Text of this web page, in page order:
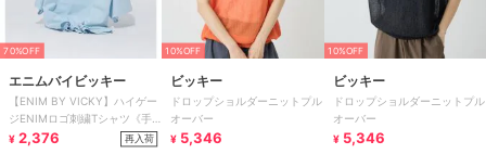
70%OFF
エニムバイビッキー
【ENIM BY VICKY】ハイゲー
ジENIMロゴ刺繍Tシャツ《手
洗い可能》
¥ 2,376 再入荷
10%OFF
ビッキー
ドロップショルダーニットプル
オーバー
¥ 5,346
10%OFF
ビッキー
ドロップショルダーニットプル
オーバー
¥ 5,346